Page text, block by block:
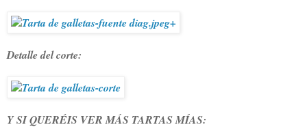
Detalle del corte:
Y SI QUERÉIS VER MÁS TARTAS MÍAS: